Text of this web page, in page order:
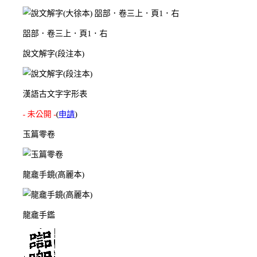
㗊部．卷三上．頁1．右
說文解字(段注本)
漢語古文字字形表
- 未公開 -(申請)
玉篇零卷
龍龕手鏡(高麗本)
龍龕手鑑